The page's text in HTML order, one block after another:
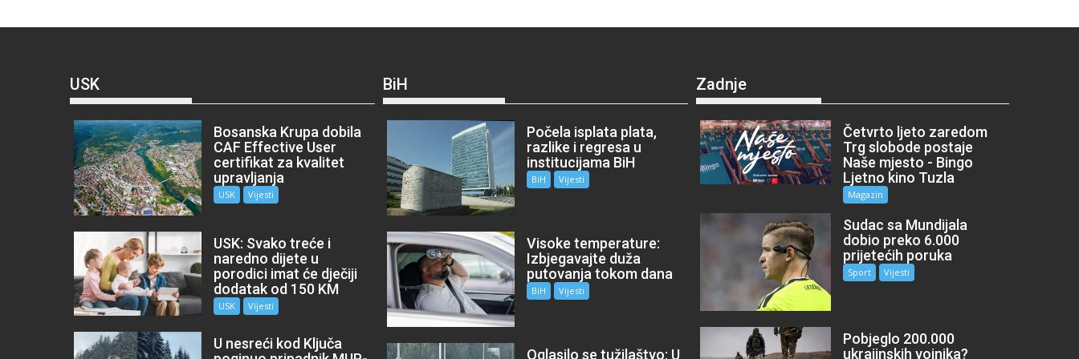
USK
Bosanska Krupa dobila
CAF Effective User
certifikat za kvalitet
upravljanja
USK Vijesti
USK: Svako treće i
naredno dijete u
porodici imat će dječiji
dodatak od 150 KM
USK Vijesti
U nesreći kod Ključa
BiH
Počela isplata plata,
razlike i regresa u
institucijama BiH
BiH Vijesti
Visoke temperature:
Izbjegavajte duža
putovanja tokom dana
BiH Vijesti
Oglasilo se tužilaštvo: U
Zadnje
Četvrto ljeto zaredom
Trg slobode postaje
Naše mjesto - Bingo
Ljetno kino Tuzla
Magazin
Sudac sa Mundijala
dobio preko 6.000
prijetećih poruka
Sport Vijesti
Pobjeglo 200.000
ukrajinskih vojnika?